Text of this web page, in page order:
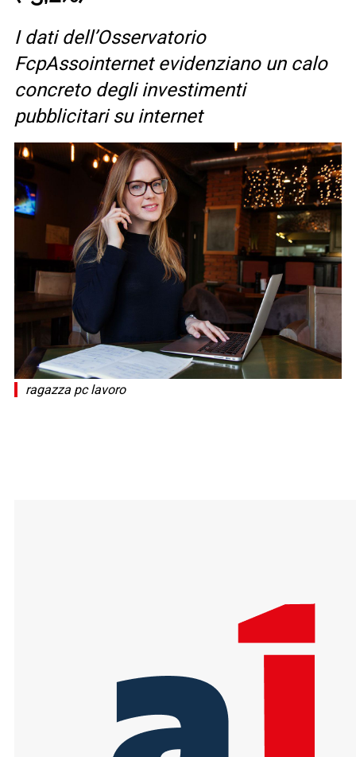
I dati dell’Osservatorio
FcpAssointernet evidenziano un calo
concreto degli investimenti
pubblicitari su internet
ragazza pc lavoro